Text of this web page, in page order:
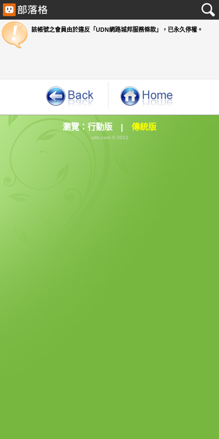
瀏覽： 行動版 | 傳統版
udn.com © 2012